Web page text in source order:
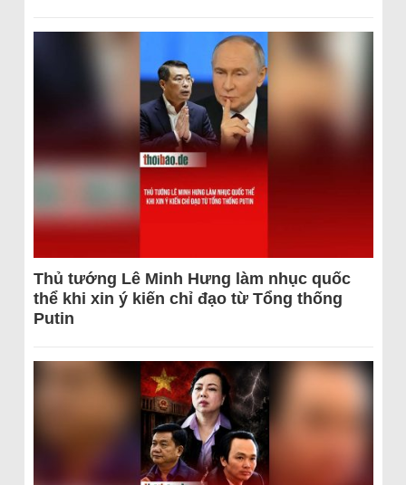
Thủ tướng Lê Minh Hưng làm nhục quốc
thể khi xin ý kiến chỉ đạo từ Tổng thống
Putin